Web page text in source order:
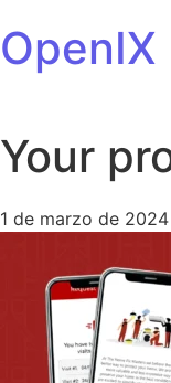
OpenIX
Your
1 de marzo de 2024